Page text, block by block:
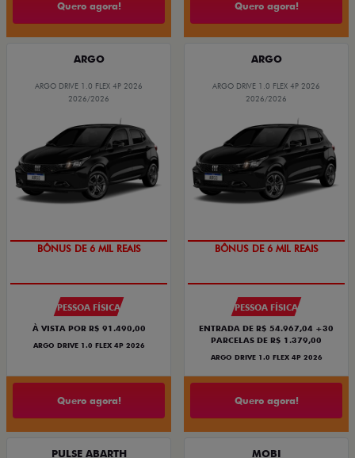
Quero agora! Quero agora!
ARGO
ARGO DRIVE 1.0 FLEX 4P 2026
2026/2026
TAXA ZERO
PESSOA FÍSICA
À VISTA POR R$ 91.490,00
ARGO DRIVE 1.0 FLEX 4P 2026
Quero agora!
ARGO
ARGO DRIVE 1.0 FLEX 4P 2026
2026/2026
TAXA ZERO
PESSOA FÍSICA
ENTRADA DE R$ 54.967,04 +30
PARCELAS DE R$ 1.379,00
ARGO DRIVE 1.0 FLEX 4P 2026
Quero agora!
PULSE ABARTH MOBI